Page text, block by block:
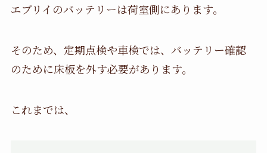
エブリイのバッテリーは荷室側にあります。
そのため、定期点検や車検では、バッテリー確認
のために床板を外す必要があります。
これまでは、